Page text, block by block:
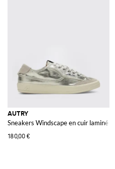
AUTRY
Sneakers Windscape en cuir laminé
180,00 €